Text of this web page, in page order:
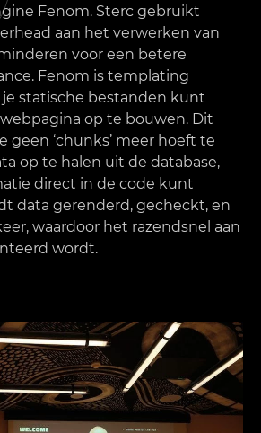
Fenom. Sterc gebruikt
aan het verwerken van
voor een betere
Fenom is templating
statische bestanden kunt
op te bouwen. Dit
geen ‘chunks’ meer hoeft te
op te halen uit de database,
direct in de code kunt
data gerenderd, gecheckt, en
waardoor het razendsnel aan
wordt.